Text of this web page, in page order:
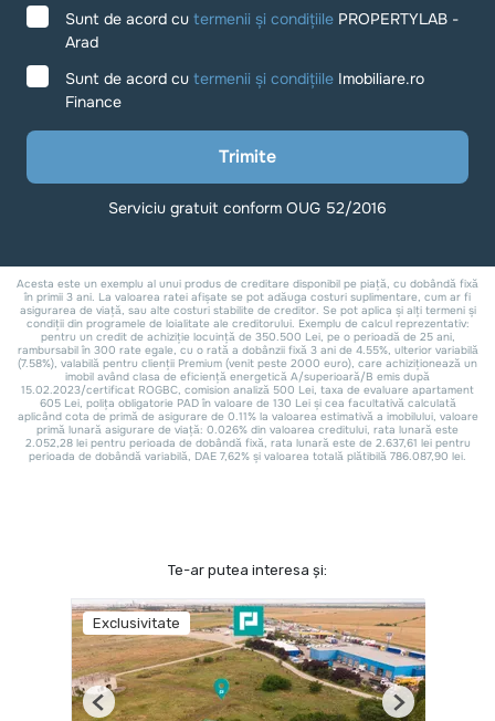
Te-ar putea interesa și:
Exclusivitate
Previous Next